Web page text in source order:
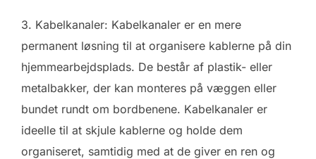
3. Kabelkanaler: Kabelkanaler er en mere
permanent løsning til at organisere kablerne på din
hjemmearbejdsplads. De består af plastik- eller
metalbakker, der kan monteres på væggen eller
bundet rundt om bordbenene. Kabelkanaler er
ideelle til at skjule kablerne og holde dem
organiseret, samtidig med at de giver en ren og